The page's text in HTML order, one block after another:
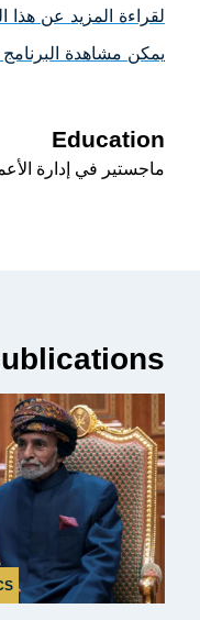
لقراءة المزيد عن هذا
يمكن مشاهدة البرنامج
Education
ماجستير في إدارة